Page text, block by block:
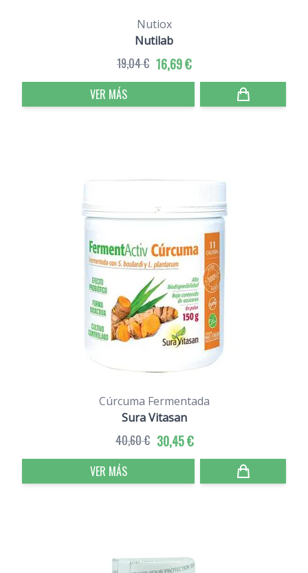
Nutiox
Nutilab
16,69 €
19,04 €
VER MÁS
Cúrcuma Fermentada
Sura Vitasan
30,45 €
40,60 €
VER MÁS